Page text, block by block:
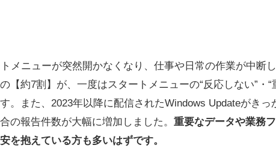
トメニューが突然開かなくなり、仕事や日常の作業が中断
【約7割】が、一度はスタートメニューの“反応しない”・“
。また、2023年以降に配信されたWindows Updateがき
の報告件数が大幅に増加しました。 重要なデータや業務
を抱えている方も多いはずです。